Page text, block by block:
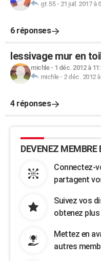
gt.55- 21 juil. 2017 à
6 réponses
lessivage mur en
michle- 1 déc. 2012 à
michle- 2 déc. 2012
4 réponses
DEVENEZ MEMBRE
Connectez-
partagent
Suivez vos
obtenez
Mettez en
autres